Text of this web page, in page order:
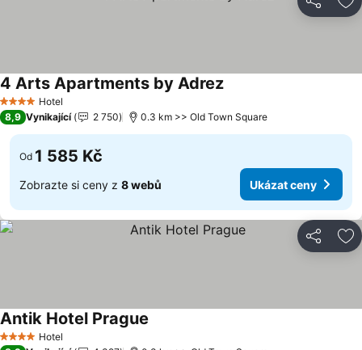
Sdílet
4 Počet hvězdiček
Hotel
4 Arts Apartments by Adrez
8,9 Vynikající 2 750 0.3 km >> Old Town Square
Od 1 585 Kč
Zobrazte si ceny z 8 webů Ukázat ceny
Sdílet
4 Počet hvězdiček
Hotel
Antik Hotel Prague